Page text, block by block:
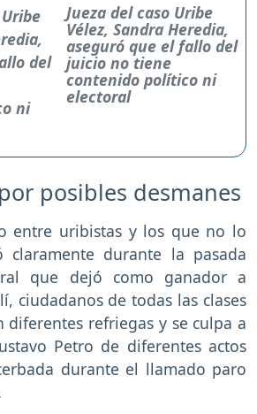
Jueza del caso Uribe
Vélez, Sandra Heredia,
aseguró que el fallo del
juicio no tiene
contenido político ni
electoral
posibles desmanes
entre uribistas y los que no lo
claramente durante la pasada
que dejó como ganador a
ciudadanos de todas las clases
diferentes refriegas y se culpa a
Petro de diferentes actos
durante el llamado paro